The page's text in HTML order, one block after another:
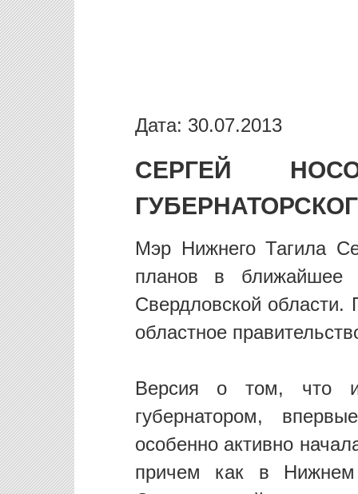
Дата: 30.07.2013
СЕРГЕЙ
Мэр Нижнего Тагила
планов в ближайшее
Свердловской области.
областное
Версия о том, что
губернатором,
особенно активно
причем как в Нижнем